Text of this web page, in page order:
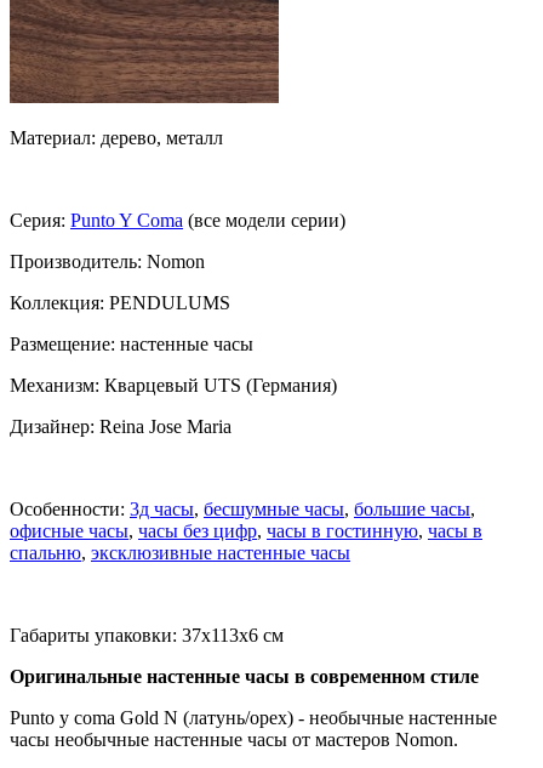
Материал: дерево, металл
Серия: Punto Y Coma (все модели серии)
Производитель: Nomon
Коллекция: PENDULUMS
Размещение: настенные часы
Механизм: Кварцевый UTS (Германия)
Дизайнер: Reina Jose Maria
Особенности: 3д часы, бесшумные часы, большие часы,
офисные часы, часы без цифр, часы в гостинную, часы в
спальню, эксклюзивные настенные часы
Габариты упаковки: 37x113x6 см
Оригинальные настенные часы в современном стиле
Punto y coma Gold N (латунь/орех) - необычные настенные
часы необычные настенные часы от мастеров Nomon.